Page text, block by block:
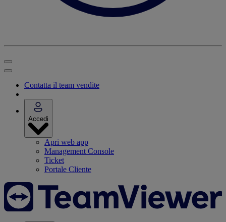
Contatta il team vendite
Accedi
Apri web app
Management Console
Ticket
Portale Cliente